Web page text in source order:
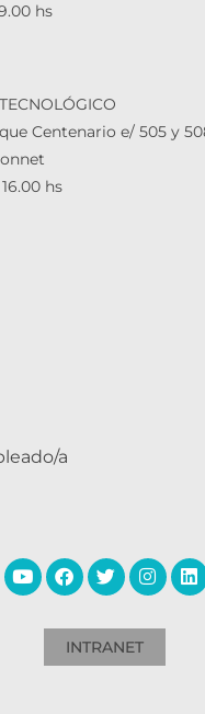
hs
Centenario e/ 505 y
hs
a
INTRANET